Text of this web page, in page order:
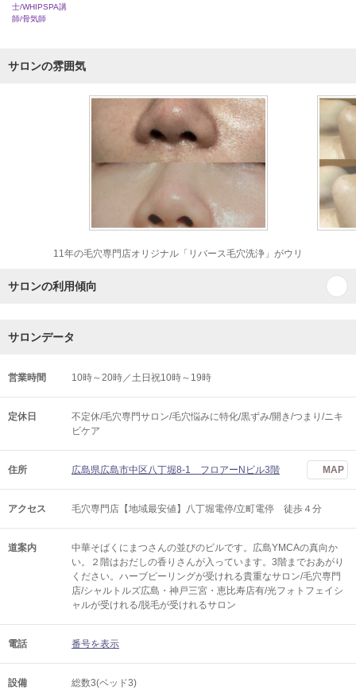
士/WHIPSPA講
師/骨気師
サロンの雰囲気
11年の毛穴専門店オリジナル「リバース毛穴洗浄」がウリ
サロンの利用傾向
サロンデータ
営業時間 10時～20時／土日祝10時～19時
定休日
不定休/毛穴専門サロン/毛穴悩みに特化/黒ずみ/開き/つまり/ニキ
ビケア
住所 広島県広島市中区八丁堀8-1 フロアーNビル3階 MAP
アクセス 毛穴専門店【地域最安値】八丁堀電停/立町電停 徒歩４分
道案内
中華そばくにまつさんの並びのビルです。広島YMCAの真向か
い。２階はおだしの香りさんが入っています。3階までおあがり
ください。ハーブピーリングが受けれる貴重なサロン/毛穴専門
店/シャルトルズ広島・神戸三宮・恵比寿店有/光フォトフェイシ
ャルが受けれる/脱毛が受けれるサロン
電話 番号を表示
設備 総数3(ベッド3)